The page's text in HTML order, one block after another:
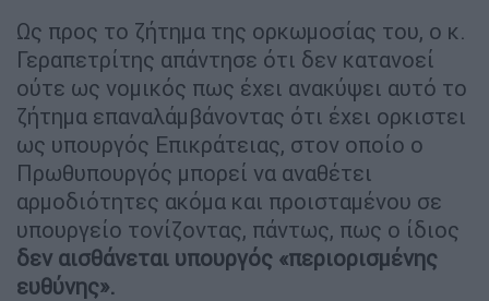
Ως προς το ζήτημα της ορκωμοσίας του, ο κ.
Γεραπετρίτης απάντησε ότι δεν κατανοεί
ούτε ως νομικός πως έχει ανακύψει αυτό το
ζήτημα επαναλάμβάνοντας ότι έχει ορκιστει
ως υπουργός Επικράτειας, στον οποίο ο
Πρωθυπουργός μπορεί να αναθέτει
αρμοδιότητες ακόμα και προισταμένου σε
υπουργείο τονίζοντας, πάντως, πως ο ίδιος
δεν αισθάνεται υπουργός «περιορισμένης
ευθύνης».